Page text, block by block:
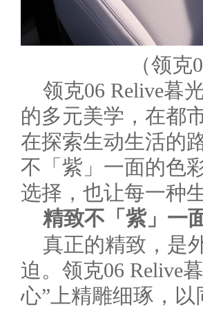
（领
领克06 Relive暮
的多元美学，在都
在探索生动生活的
不「紫」一面的色
选择，也让每一种
精致不「紫」一
真正的精致，是
迫。领克06 Relive
心”上精雕细琢，